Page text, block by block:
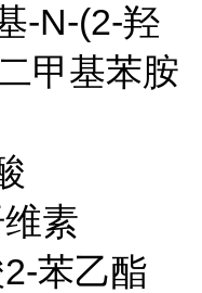
-N-(2-羟
甲基苯胺
素
苯乙酯